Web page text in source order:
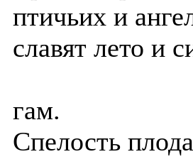
птичьих и
славят лето и
гам.
Спелость